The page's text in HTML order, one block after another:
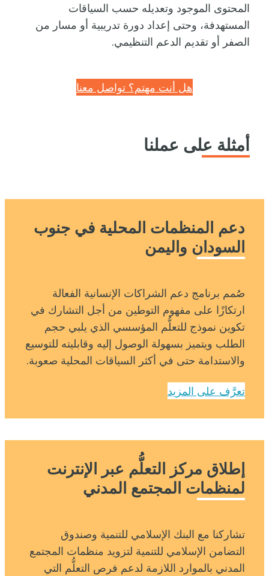
المحتوى الموجود وتعديله حسب السياقات
المستهدفة، وحتى إعداد دورة تدريبية أو مسار من
الصفر أو تقديم الدعم التنظيمي.
هل أنت مهتم؟ تواصل معنا
أمثلة على عملنا
دعم المنظمات المحلية في جنوب
السودان واليمن
صُمم برنامج دعم الشراكات الإنسانية الفعالة
ارتكازًا على مفهوم التوطين من أجل التشارك في
تكوين نموذج للتعلُّم المؤسسي الذي يلبي حجم
الطلب ويتميز بسهولة الوصول إليه وقابليته للتوسيع
والاستدامة حتى في أكثر السياقات المحلية صعوبة.
تعرَّف على المزيد
إطلاق مركز التعلُّم عبر الإنترنت
لمنظمات المجتمع المدني
تشاركنا مع البنك الإسلامي للتنمية وصندوق
التضامن الإسلامي للتنمية لتزويد منظمات المجتمع
المدني بالموارد اللازمة لدعم فرص التعلُّم التي